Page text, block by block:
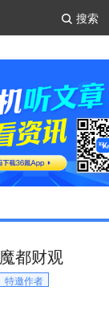
搜索
魔都财观
特邀作者